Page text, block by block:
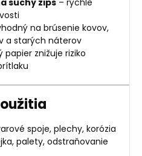
suchý zips – rýchle
na brúsenie kovov,
a starých náterov
papier znižuje riziko
spoje, plechy, korózia
palety, odstraňovanie